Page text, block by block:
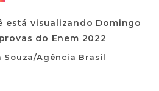
Souza/Agência Brasil